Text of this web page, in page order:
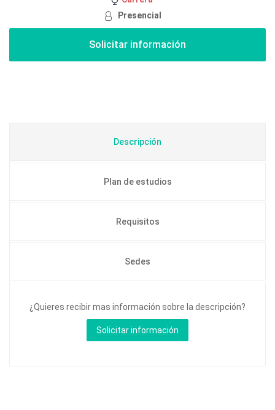
Presencial
Descripción
Plan de estudios
Requisitos
Sedes
¿Quieres recibir mas información sobre la descripción?